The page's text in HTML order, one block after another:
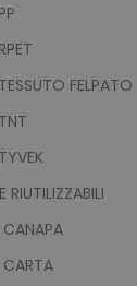
FELPATO
RIUTILIZZABILI
CANAPA
CARTA